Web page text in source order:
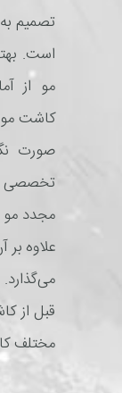
تصمیم
است.
مو از
کاشت
صورت
تخصصی
مجدد
علاوه بر
قبل از
مختلف